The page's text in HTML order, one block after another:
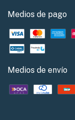
Medios de pago
Medios de envío